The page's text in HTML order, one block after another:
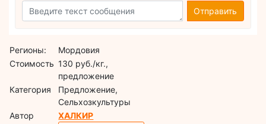
Отправить
Регионы:
Мордовия
Стоимость 130 руб./кг.,
предложение
Категория
Предложение,
Сельхозкультуры
Автор
ХАЛКИР